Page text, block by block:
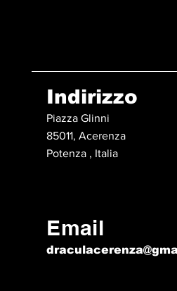
Indirizzo
Piazza Glinni
85011, Acerenza
Potenza , Italia
Email